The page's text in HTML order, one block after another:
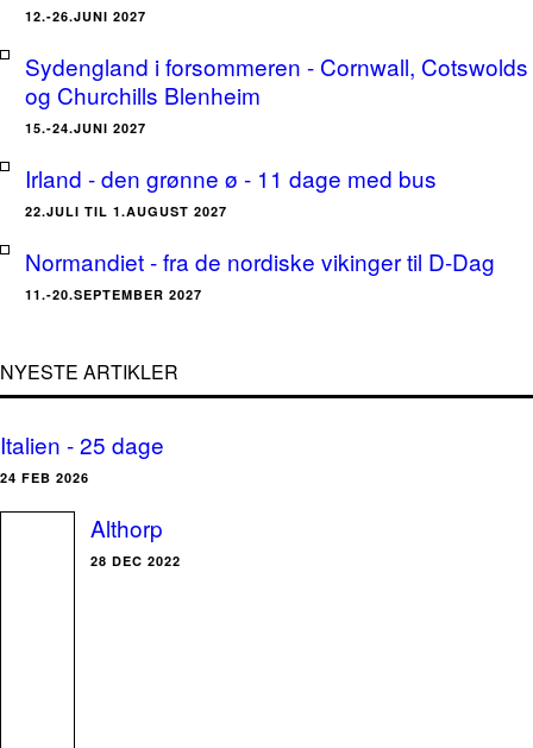
12.-26.JUNI 2027
Sydengland i forsommeren - Cornwall, Cotswolds
og Churchills Blenheim
15.-24.JUNI 2027
Irland - den grønne ø - 11 dage med bus
22.JULI TIL 1.AUGUST 2027
Normandiet - fra de nordiske vikinger til D-Dag
11.-20.SEPTEMBER 2027
NYESTE ARTIKLER
Italien - 25 dage
24 FEB 2026
Althorp
28 DEC 2022